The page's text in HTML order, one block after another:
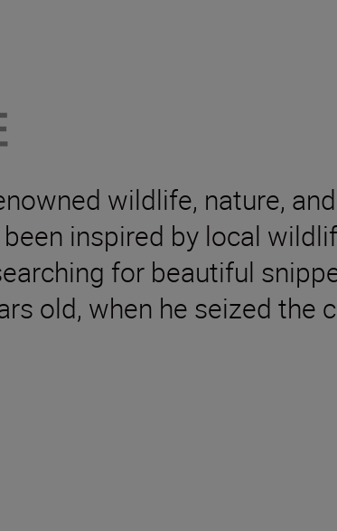
wildlife, nature,
inspired by local
for beautiful
old, when he seized the